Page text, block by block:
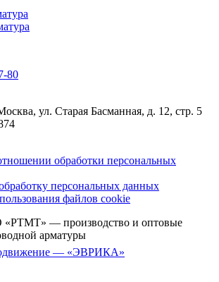
80
ул. Старая Басманная, д. 12, стр. 5
обработки персональных
персональных данных
файлов cookie
— производство и оптовые
арматуры
— «ЭВРИКА»